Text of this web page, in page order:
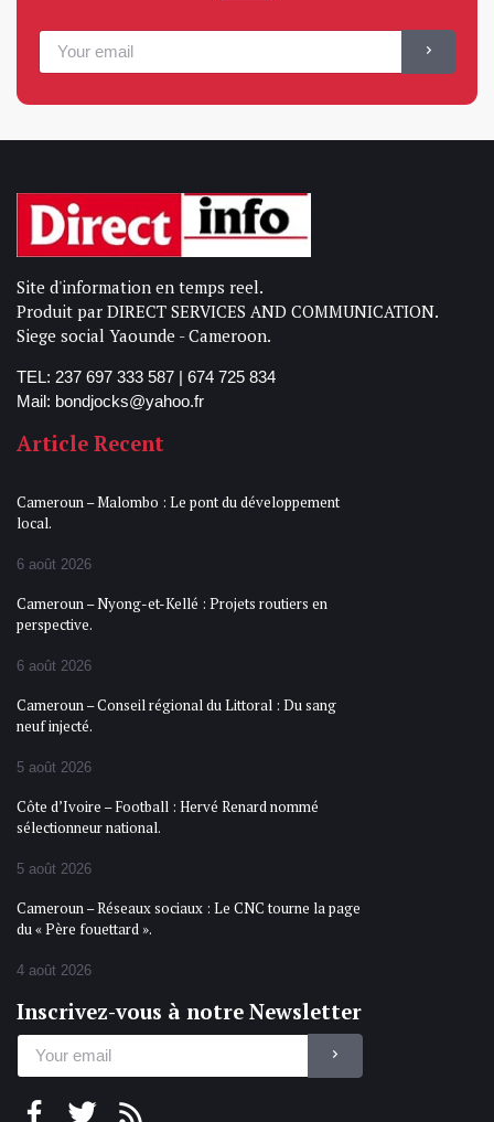
Site d'information en temps reel.
Produit par DIRECT SERVICES AND COMMUNICATION.
Siege social Yaounde - Cameroon.
TEL: 237 697 333 587 | 674 725 834
Mail: bondjocks@yahoo.fr
Article Recent
Cameroun – Malombo : Le pont du développement
local.
6 août 2026
Cameroun – Nyong-et-Kellé : Projets routiers en
perspective.
6 août 2026
Cameroun – Conseil régional du Littoral : Du sang
neuf injecté.
5 août 2026
Côte d’Ivoire – Football : Hervé Renard nommé
sélectionneur national.
5 août 2026
Cameroun – Réseaux sociaux : Le CNC tourne la page
du « Père fouettard ».
4 août 2026
Inscrivez-vous à notre Newsletter